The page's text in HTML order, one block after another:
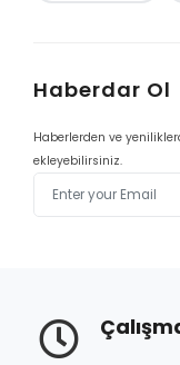
Haberdar Ol
Haberlerden ve
ekleyebilirsiniz.